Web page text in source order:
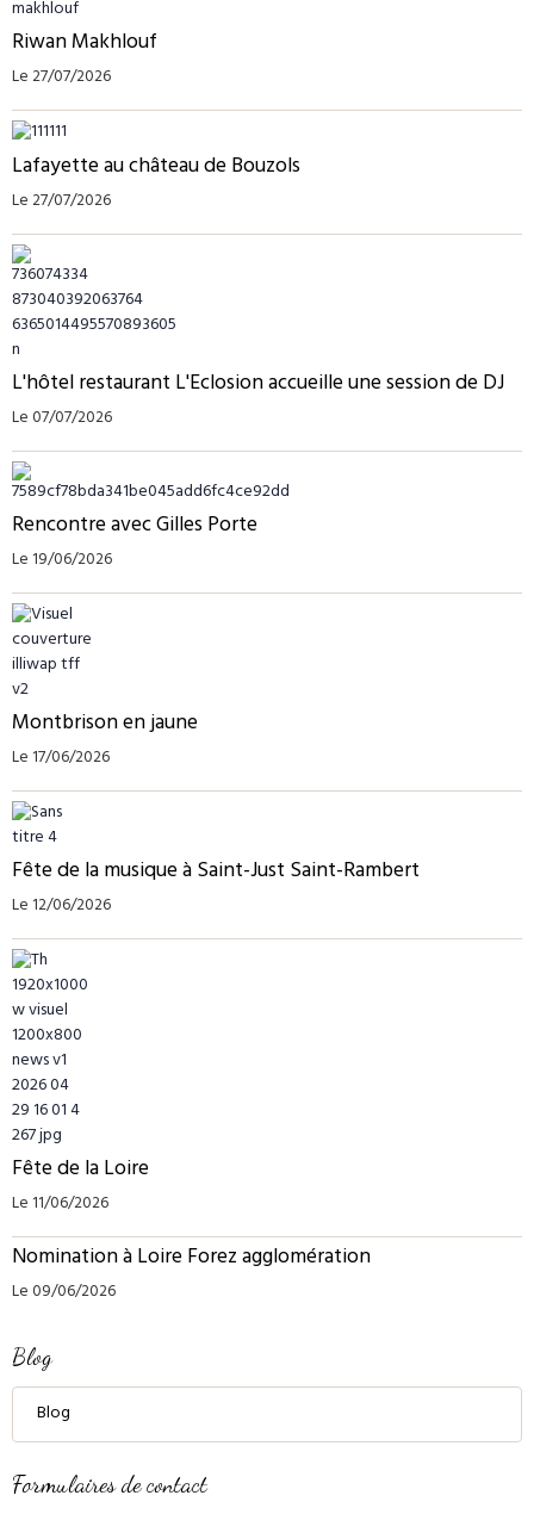
Riwan Makhlouf
Le 27/07/2026
Lafayette au château de Bouzols
Le 27/07/2026
L'hôtel restaurant L'Eclosion accueille une session de DJ
Le 07/07/2026
Rencontre avec Gilles Porte
Le 19/06/2026
Montbrison en jaune
Le 17/06/2026
Fête de la musique à Saint-Just Saint-Rambert
Le 12/06/2026
Fête de la Loire
Le 11/06/2026
Nomination à Loire Forez agglomération
Le 09/06/2026
Blog
Blog
Formulaires de contact